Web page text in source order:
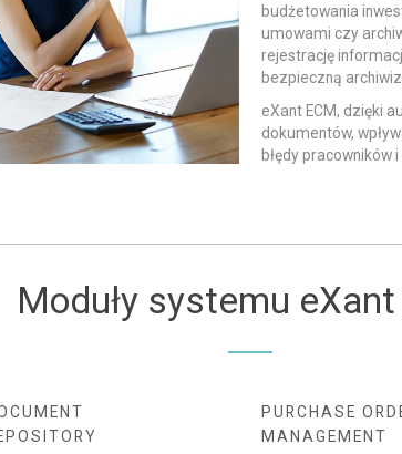
budżetowania
umowami czy
rejestrację
bezpieczną
eXant ECM, dzięki
dokumentów,
błędy pracowników
Moduły systemu eXant
PURCHASE
MANAGEMENT